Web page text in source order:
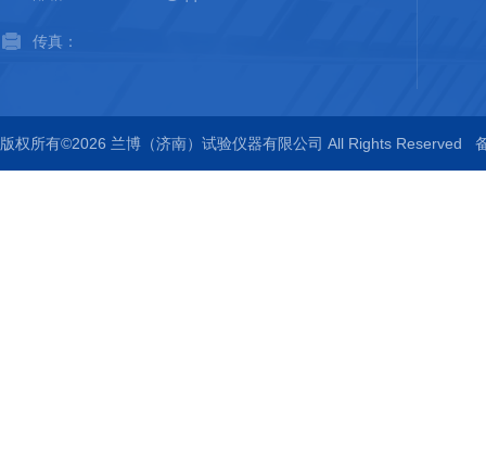
传真：
版权所有©2026 兰博（济南）试验仪器有限公司 All Rights Reserved